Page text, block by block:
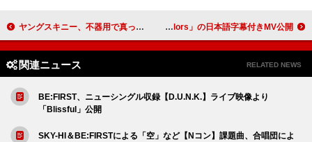
ヤングスキニー、不器用で真っ直ぐなラブソングの新曲「関白宣言」配信リリース シンディ・ローパー、「Girls Just Want To Have Fun」「True Colors」の日本語字幕付きMV公開
関連ニュース RELATED NEWS
BE:FIRST、ニューシングル収録【D.U.N.K.】ライブ映像より
「Blissful」公開
SKY-HI＆BE:FIRSTによる「空」など【Nコン】課題曲、合唱団によ